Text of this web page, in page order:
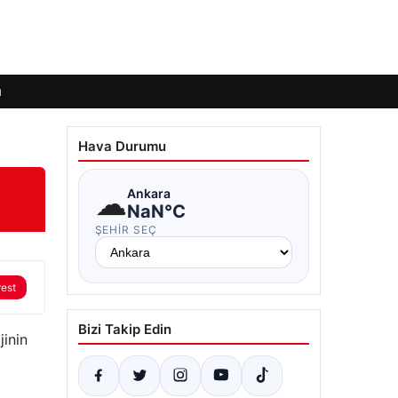
Hava Durumu
☁Ankara
NaN°C
ŞEHIR SEÇ
Bizi Takip Edin